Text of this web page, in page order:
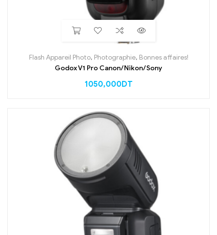
Flash Appareil Photo, Photographie, Bonnes affaires!
Godox V1 Pro Canon/Nikon/Sony
1050,000DT